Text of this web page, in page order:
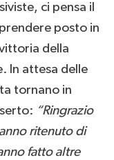
ci pensa il
posto in
della
In attesa delle
tornano in
“Ringrazio
ritenuto di
fatto altre